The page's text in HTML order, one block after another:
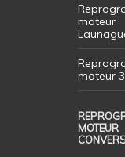
moteur
moteur
MOTEUR